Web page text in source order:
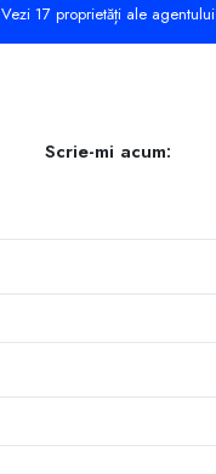
Vezi 17 proprietăți ale agentului
Scrie-mi acum: